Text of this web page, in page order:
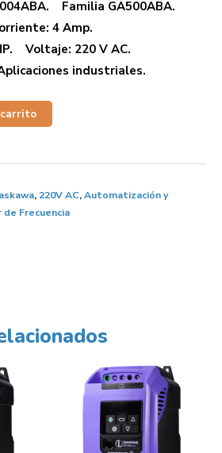
Familia GA500ABA.
4 Amp.
Voltaje: 220 V AC.
industriales.
, 220V AC,Automatización y
de Frecuencia